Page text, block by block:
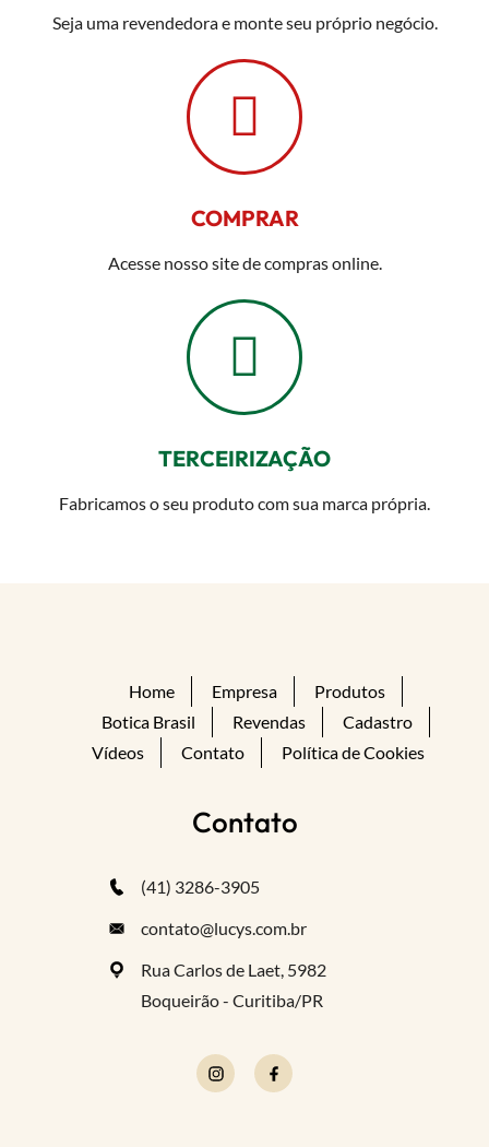
Seja uma revendedora e monte seu próprio negócio.
COMPRAR
Acesse nosso site de compras online.
TERCEIRIZAÇÃO
Fabricamos o seu produto com sua marca própria.
Home Empresa
Produtos
Botica Brasil
Revendas
Cadastro
Vídeos
Contato Política de Cookies
Contato
(41) 3286-3905
contato@lucys.com.br
Rua Carlos de Laet, 5982
Boqueirão - Curitiba/PR